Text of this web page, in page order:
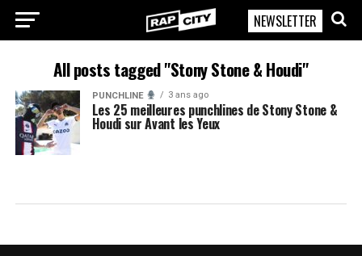
RapCity
NEWSLETTER
All posts tagged "Stony Stone & Houdi"
PUNCHLINE 3 ans ago
Les 25 meilleures punchlines de Stony Stone &
Houdi sur Avant les Yeux